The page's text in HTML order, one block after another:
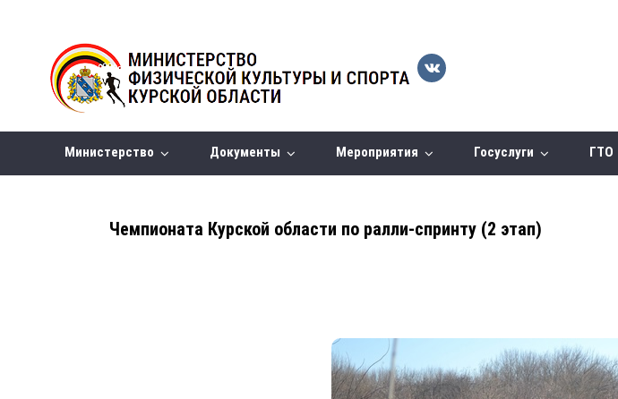
Министерство Документы Мероприятия Госуслуги ГТО
Чемпионата Курской области по ралли-спринту (2 этап)